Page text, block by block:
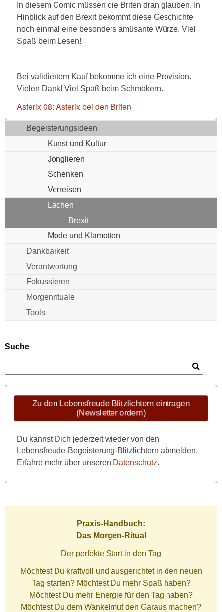
In diesem Comic müssen die Briten dran glauben. In
Hinblick auf den Brexit bekommt diese Geschichte
noch einmal eine besonders amüsante Würze. Viel
Spaß beim Lesen!
Bei validiertem Kauf bekomme ich eine Provision.
Vielen Dank! Viel Spaß beim Schmökern.
Asterix 08: Asterix bei den Briten
Begeisterungsideen
Kunst und Kultur
Jonglieren
Schenken
Verreisen
Lachen
Brexit
Mode und Klamotten
Dankbarkeit
Verantwortung
Fokussieren
Morgenrituale
Tools
Suche
Zu den Lebensfreude Blitzlichtern eintragen
(Newsletter ordern)
Du kannst Dich jederzeit wieder von den
Lebensfreude-Begeisterung-Blitzlichtern abmelden.
Erfahre mehr über unseren Datenschutz.
Praxis-Handbuch:
Das Morgen-Ritual
Der perfekte Start in den Tag
Möchtest Du kraftvoll und ausgerichtet in den neuen
Tag starten? Möchtest Du mehr Spaß haben?
Möchtest Du mehr Energie für den Tag haben?
Möchtest Du dem Wankelmut den Garaus machen?